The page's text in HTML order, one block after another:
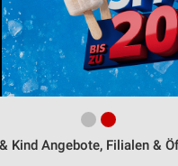
Kind Angebote, Filialen &